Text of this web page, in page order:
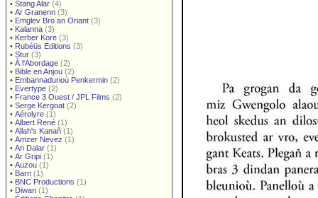
• Stang Alar (4)
• Ar Granenn (3)
• Emglev Bro an Oriant (3)
• Kalanna (3)
• Kerber Kore (3)
• Rubéüs Editions (3)
• Stur (3)
• À l'Abordage (2)
• Bible en Anjou (2)
• Embannadurioù Penkermin (2)
• Evertype (2)
• France 3 Ouest / JPL Films (2)
• Serge Kergoat (2)
• Aérolyre (1)
• Albert René (1)
• Allah's Kanañ (1)
• Amzer Nevez (1)
• An Dalar (1)
• Ar Gripi (1)
• Auzou (1)
• Barn (1)
• BNC Productions (1)
• Diwan (1)